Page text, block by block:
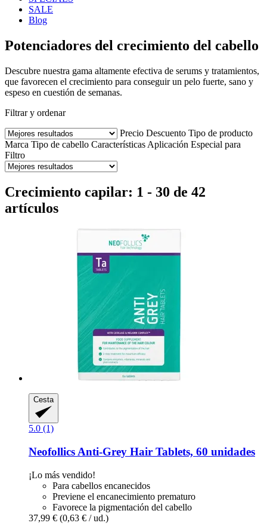
SALE
Blog
Potenciadores del crecimiento del cabello
Descubre nuestra gama altamente efectiva de serums y tratamientos,
que favorecen el crecimiento para conseguir un pelo fuerte, sano y
espeso en cuestión de semanas.
Filtrar y ordenar
Precio Descuento Tipo de producto
Marca Tipo de cabello Características Aplicación Especial para
Filtro
Crecimiento capilar: 1 - 30 de 42
artículos
Cesta
5.0 (1)
Neofollics Anti-​Grey Hair Tablets, 60 unidades
¡Lo más vendido!
Para cabellos encanecidos
Previene el encanecimiento prematuro
Favorece la pigmentación del cabello
37,99 € (0,63 € / ud.)